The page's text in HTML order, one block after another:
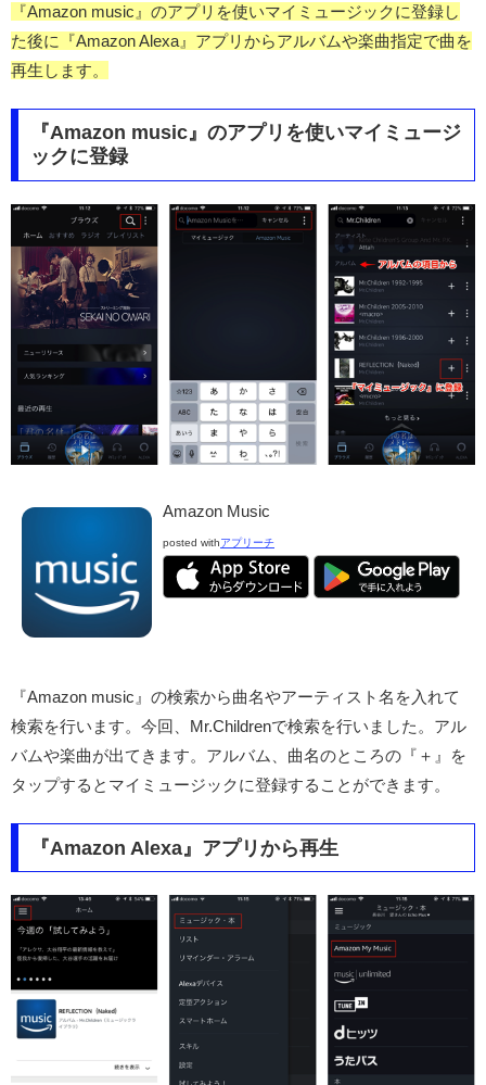
『Amazon music』のアプリを使いマイミュージックに登録し
た後に『Amazon Alexa』アプリからアルバムや楽曲指定で曲を
再生します。
『Amazon music』のアプリを使いマイミュージ
ックに登録
Amazon Music
posted withアプリーチ
『Amazon music』の検索から曲名やアーティスト名を入れて
検索を行います。今回、Mr.Childrenで検索を行いました。アル
バムや楽曲が出てきます。アルバム、曲名のところの『＋』を
タップするとマイミュージックに登録することができます。
『Amazon Alexa』アプリから再生